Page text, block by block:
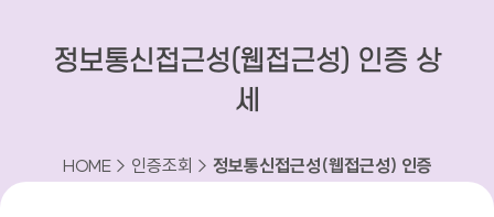
정보통신접근성(웹접근성) 인증 상
세
HOME > 인증조회 > 정보통신접근성(웹접근성) 인증